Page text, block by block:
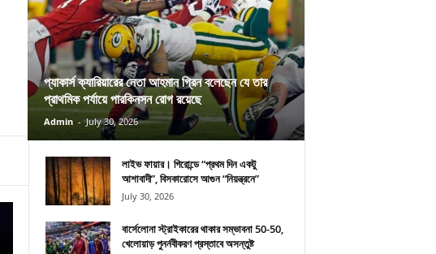
প্যাকার্স ক্যারিয়ারের নেতা আহমান গ্রিন বলেছেন যে তার
প্রাথমিক পর্যায়ে পারকিনসন রোগ রয়েছে
Admin - July 30, 2026
লাইভ ফায়ার। গিরোন্ডে “প্রথম দিন একটু
আশাবাদী”, বিসকারোসে আগুন “নিয়ন্ত্রনে”
July 30, 2026
বার্সেলোনা স্ট্রাইকারের থাকার সম্ভাবনা 50-50,
খেলোয়াড় পুনর্নবীকরণ প্রস্তাবে অসন্তুষ্ট